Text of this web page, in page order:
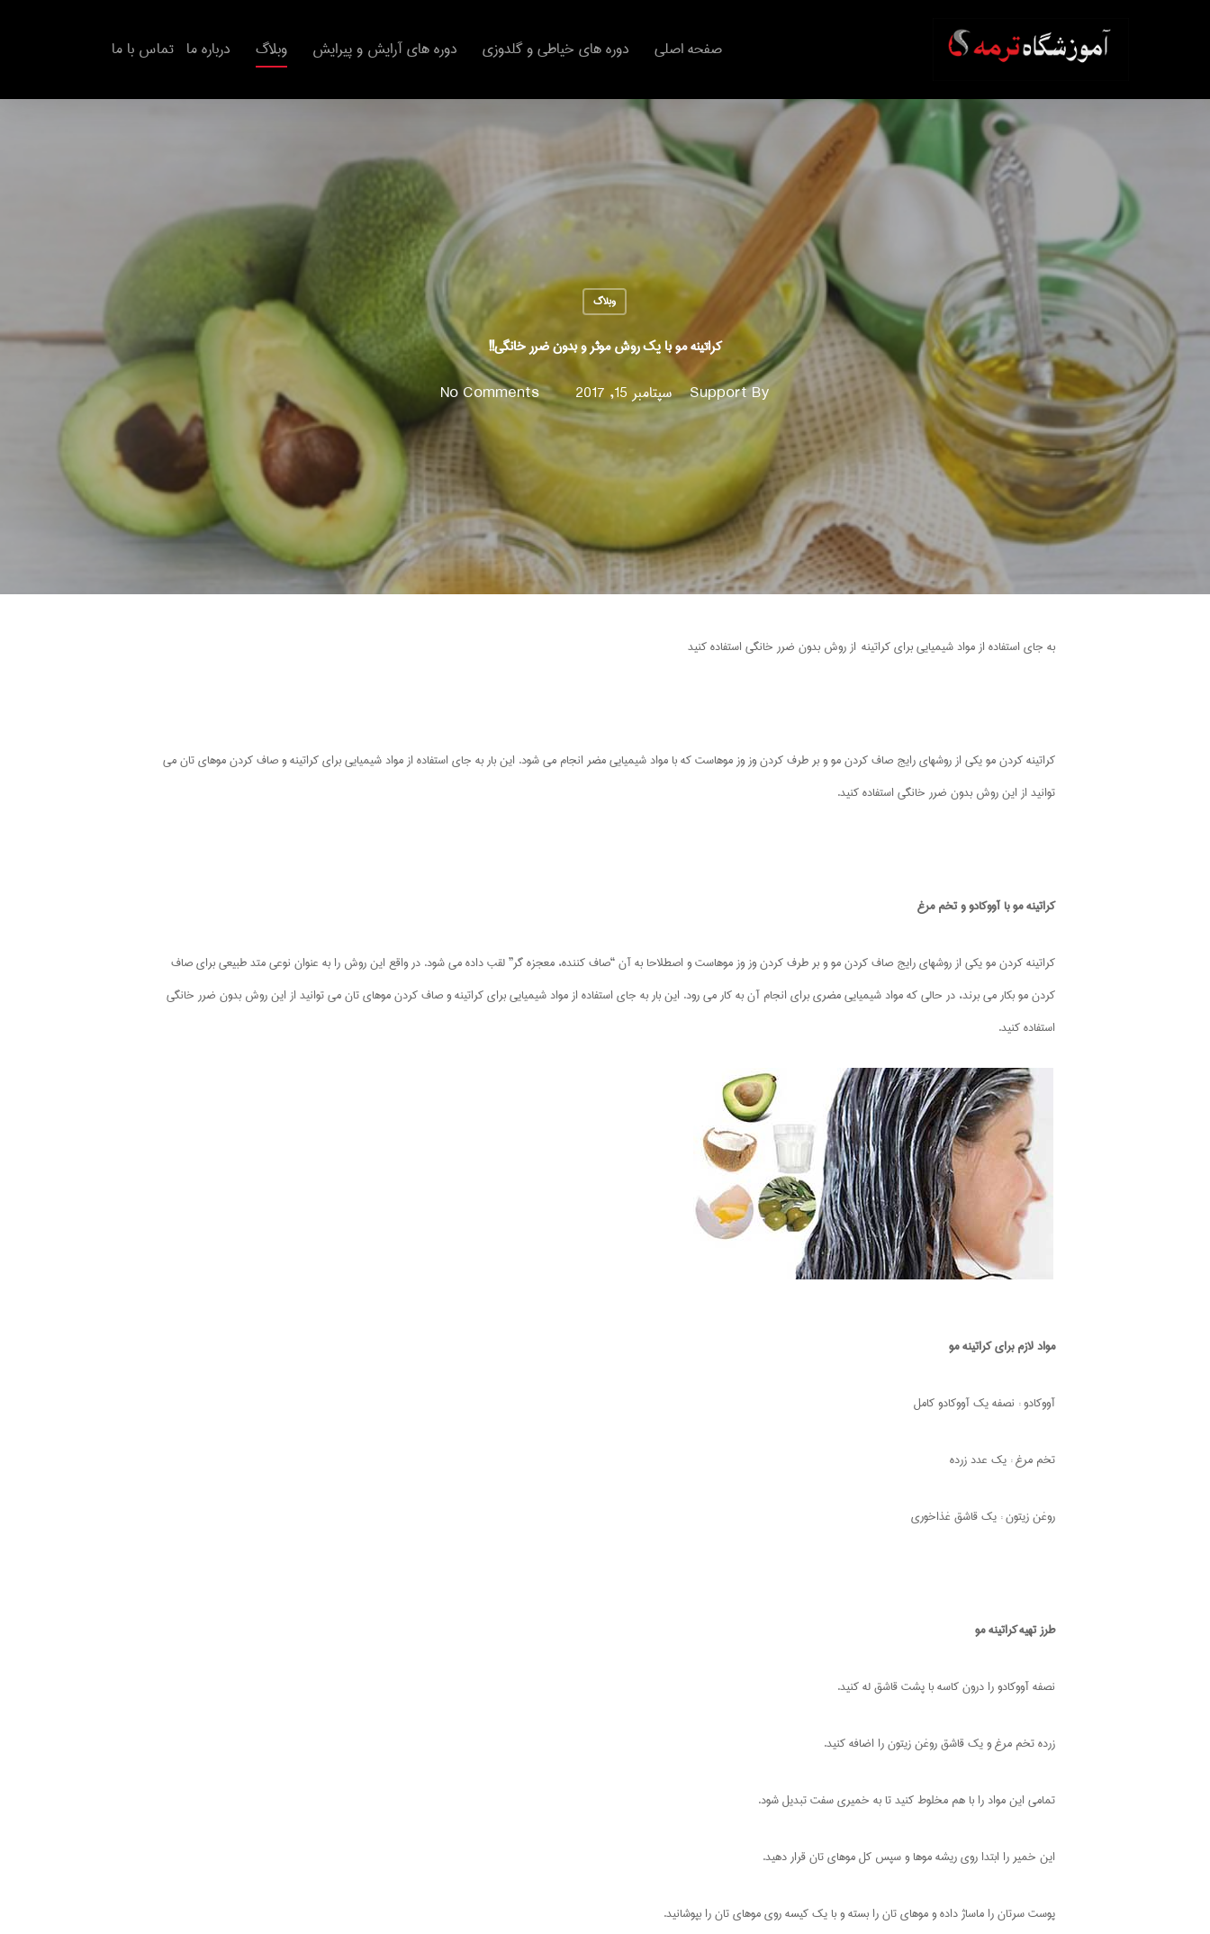
صفحه اصلی دوره های خیاطی و گلدوزی دوره های آرایش و پیرایش وبلاگ درباره ما تماس با ما
وبلاگ
کراتینه مو با یک روش موثر و بدون ضرر خانگی!!
By
Support سپتامبر 15, 2017 No Comments
به جای استفاده از مواد شیمیایی برای کراتینه از روش بدون ضرر خانگی استفاده کنید
کراتینه کردن مو یکی از روشهای رایج صاف کردن مو و بر طرف کردن وز وز موهاست که با مواد شیمیایی مضر انجام می شود. این بار به جای استفاده از مواد شیمیایی برای کراتینه و صاف کردن موهای تان می
توانید از این روش بدون ضرر خانگی استفاده کنید.
کراتینه مو با آووکادو و تخم مرغ
کراتینه کردن مو یکی از روشهای رایج صاف کردن مو و بر طرف کردن وز وز موهاست و اصطلاحا به آن “صاف کننده، معجزه گر” لقب داده می شود. در واقع این روش را به عنوان نوعی متد طبیعی برای صاف
کردن مو بکار می برند، در حالی که مواد شیمیایی مضری برای انجام آن به کار می رود. این بار به جای استفاده از مواد شیمیایی برای کراتینه و صاف کردن موهای تان می توانید از این روش بدون ضرر خانگی
استفاده کنید.
مواد لازم برای کراتینه مو
آووکادو : نصفه یک آووکادو کامل
تخم مرغ : یک عدد زرده
روغن زیتون : یک قاشق غذاخوری
طرز تهیهکراتینه مو
نصفه آووکادو را درون کاسه با پشت قاشق له کنید.
زرده تخم مرغ و یک قاشق روغن زیتون را اضافه کنید.
تمامی این مواد را با هم مخلوط کنید تا به خمیری سفت تبدیل شود.
این خمیر را ابتدا روی ریشه موها و سپس کل موهای تان قرار دهید.
پوست سرتان را ماساژ داده و موهای تان را بسته و با یک کیسه روی موهای تان را بپوشانید.